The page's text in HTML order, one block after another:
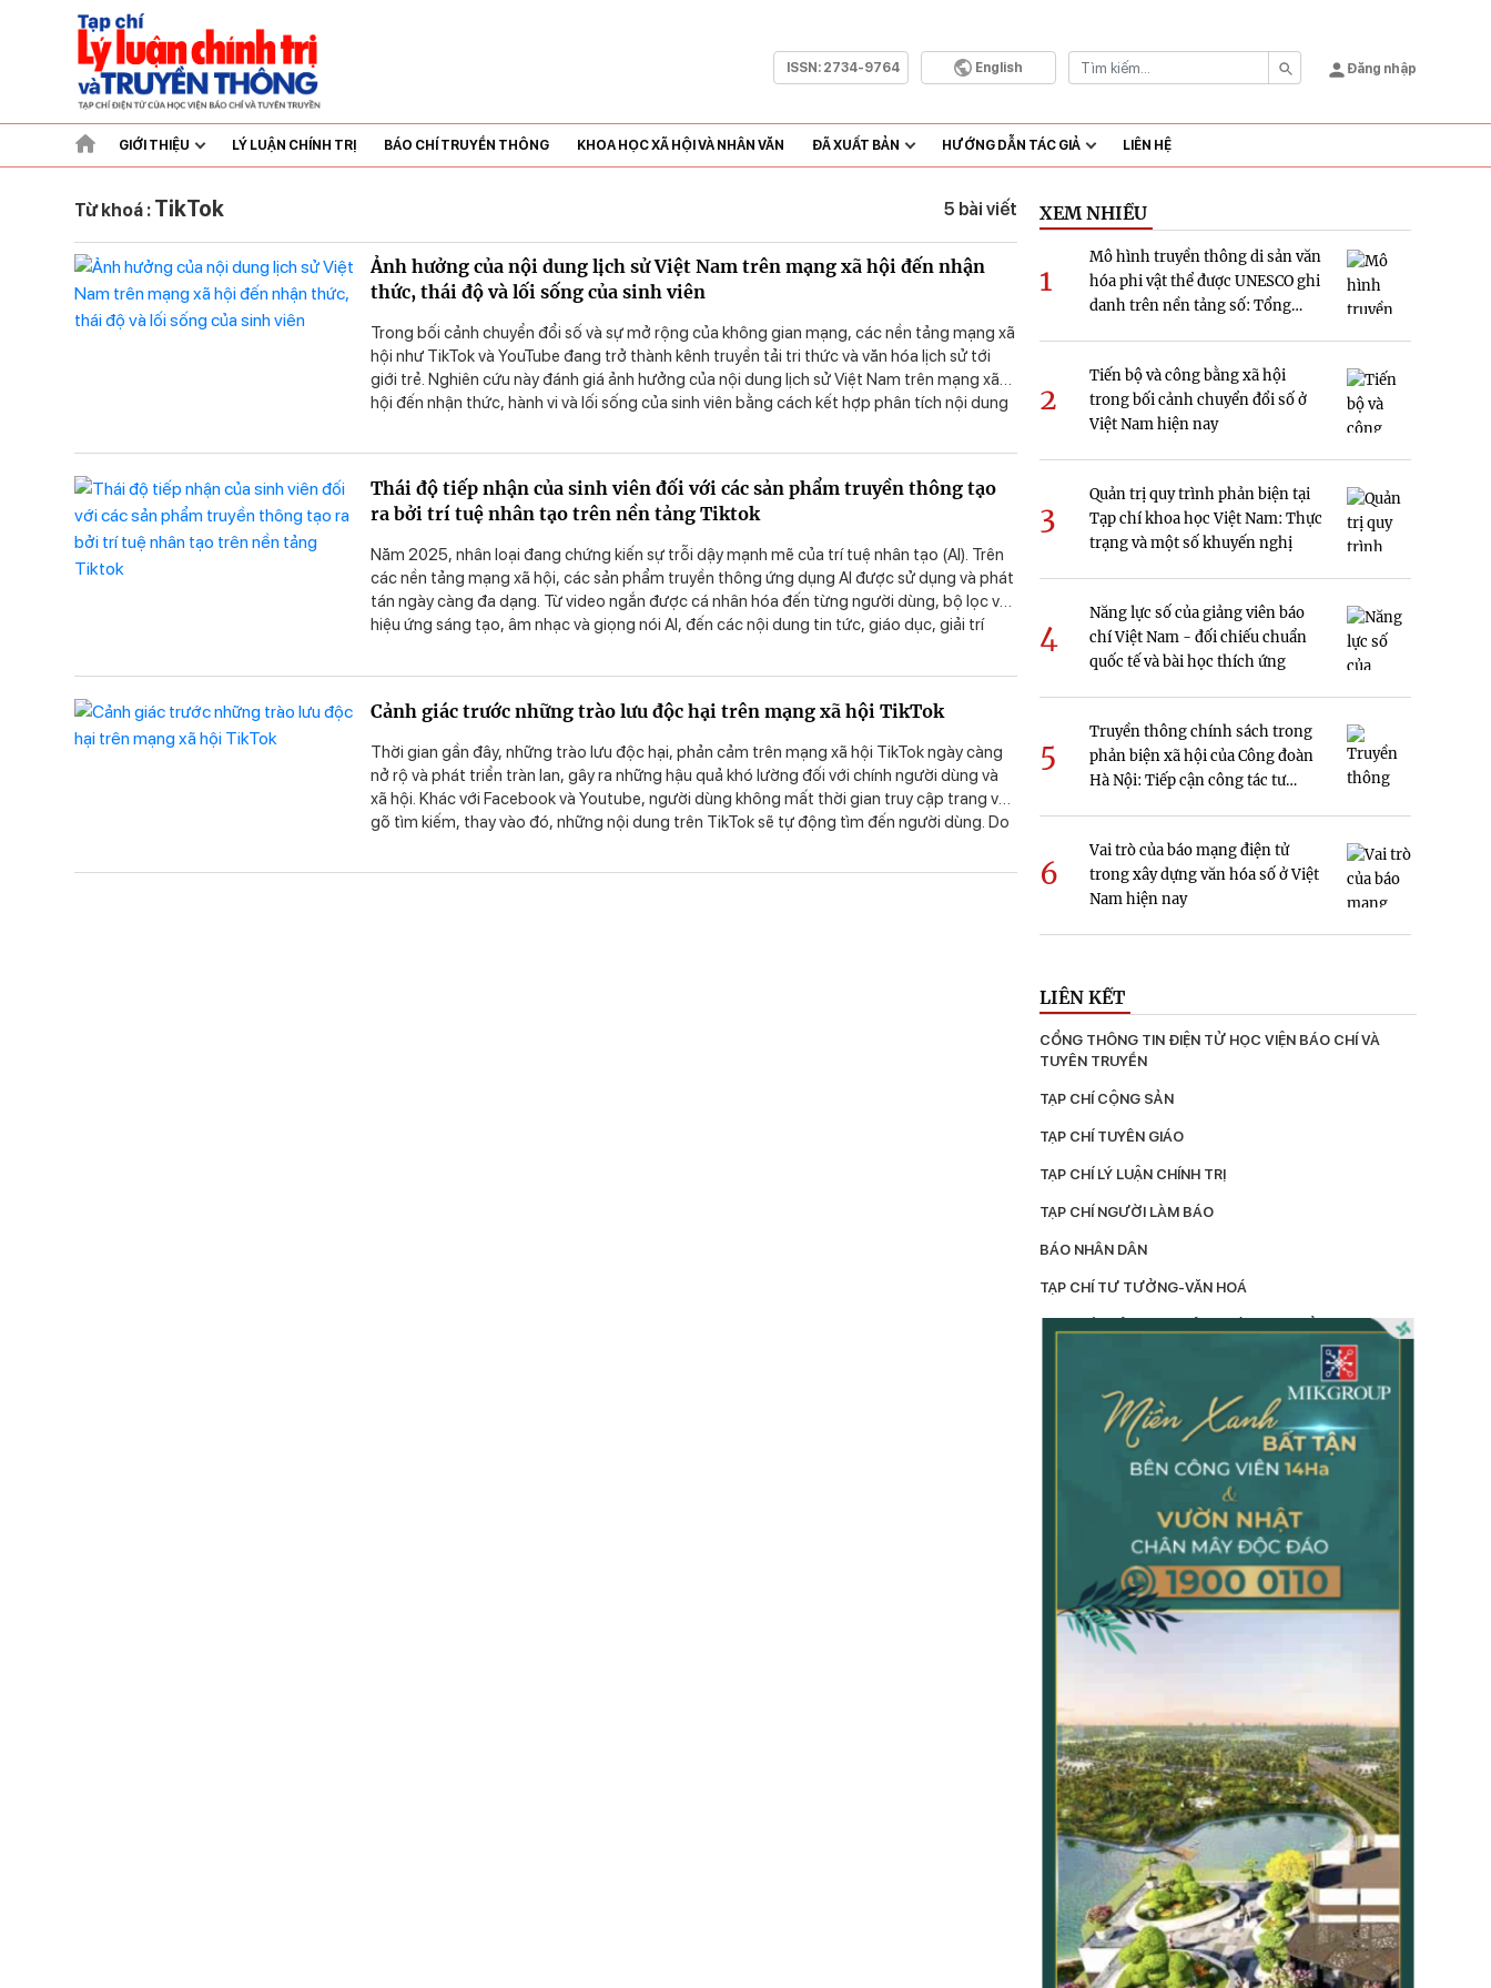
ISSN: 2734-9764 English Đăng nhập
GIỚI THIỆU LÝ LUẬN CHÍNH TRỊ BÁO CHÍ TRUYỀN THÔNG KHOA HỌC XÃ HỘI VÀ NHÂN VĂN ĐÃ XUẤT BẢN HƯỚNG DẪN TÁC GIẢ LIÊN HỆ
Từ khoá : TikTok 5 bài viết
Ảnh hưởng của nội dung lịch sử Việt Nam trên mạng xã hội đến nhận
thức, thái độ và lối sống của sinh viên
Trong bối cảnh chuyển đổi số và sự mở rộng của không gian mạng, các nền tảng mạng xã
hội như TikTok và YouTube đang trở thành kênh truyền tải tri thức và văn hóa lịch sử tới
giới trẻ. Nghiên cứu này đánh giá ảnh hưởng của nội dung lịch sử Việt Nam trên mạng xã
hội đến nhận thức, hành vi và lối sống của sinh viên bằng cách kết hợp phân tích nội dung
các kỹ thuật thống kê dữ liệu khảo sát. Từ đó, nghiên cứu đề xuất các giải pháp nhằm
tăng cường hiệu quả giáo dục chính trị, tư tưởng và truyền thống lịch sử trên không gian
mạng, phục vụ sự nghiệp xây dựng và bảo vệ Tổ quốc trong giai đoạn mới.
Thái độ tiếp nhận của sinh viên đối với các sản phẩm truyền thông tạo
ra bởi trí tuệ nhân tạo trên nền tảng Tiktok
Năm 2025, nhân loại đang chứng kiến sự trỗi dậy mạnh mẽ của trí tuệ nhân tạo (AI). Trên
các nền tảng mạng xã hội, các sản phẩm truyền thông ứng dụng AI được sử dụng và phát
tán ngày càng đa dạng. Từ video ngắn được cá nhân hóa đến từng người dùng, bộ lọc và
hiệu ứng sáng tạo, âm nhạc và giọng nói AI, đến các nội dung tin tức, giáo dục, giải trí
chuyện" tài ba trên nền tảng TikTok. Bài viết này của chúng tôi nhằm khám phá mức độ
nền tảng TikTok; đánh giá thái độ của sinh viên (về sự tin tưởng, mức độ yêu thích, ý định
chia sẻ...) đối với các nội dung này; phân tích các yếu tố ảnh hưởng đến thái độ tiếp nhận
như: hiểu biết về AI, nhận thức rủi ro, độ minh bạch nội dung, hình thức thể hiện và đề xuất
các định hướng sản xuất nội dung truyền thông sử dụng AI phù hợp với đặc điểm tiếp
nhận của người trẻ.
Cảnh giác trước những trào lưu độc hại trên mạng xã hội TikTok
Thời gian gần đây, những trào lưu độc hại, phản cảm trên mạng xã hội TikTok ngày càng
nở rộ và phát triển tràn lan, gây ra những hậu quả khó lường đối với chính người dùng và
xã hội. Khác với Facebook và Youtube, người dùng không mất thời gian truy cập trang và
gõ tìm kiếm, thay vào đó, những nội dung trên TikTok sẽ tự động tìm đến người dùng. Do
độc, trào lưu nguy hiểm.
XEM NHIỀU
1
Mô hình truyền thông di sản văn
hóa phi vật thể được UNESCO ghi
danh trên nền tảng số: Tổng
2
Tiến bộ và công bằng xã hội
trong bối cảnh chuyển đổi số ở
Việt Nam hiện nay
3
Quản trị quy trình phản biện tại
Tạp chí khoa học Việt Nam: Thực
trạng và một số khuyến nghị
4
Năng lực số của giảng viên báo
chí Việt Nam - đối chiếu chuẩn
quốc tế và bài học thích ứng
5
Truyền thông chính sách trong
phản biện xã hội của Công đoàn
Hà Nội: Tiếp cận công tác tư
6
Vai trò của báo mạng điện tử
trong xây dựng văn hóa số ở Việt
Nam hiện nay
LIÊN KẾT
CỔNG THÔNG TIN ĐIỆN TỬ HỌC VIỆN BÁO CHÍ VÀ
TUYÊN TRUYỀN
TẠP CHÍ CỘNG SẢN
TẠP CHÍ TUYÊN GIÁO
TẠP CHÍ LÝ LUẬN CHÍNH TRỊ
TẠP CHÍ NGƯỜI LÀM BÁO
BÁO NHÂN DÂN
TẠP CHÍ TƯ TƯỞNG-VĂN HOÁ
TẠP CHÍ KIỂM TRA
TẠP CHÍ XÂY DỰNG ĐẢNG
TẠP CHÍ DÂN VẬN
TẠP CHÍ GIÁO DỤC LÝ LUẬN
TẠP CHÍ KHOA HỌC CHÍNH TRỊ